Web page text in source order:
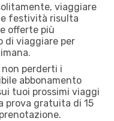
viaggiare
festività risulta
offerte più
di viaggiare per
non perderti i
abbonamento
tuoi prossimi viaggi
prova gratuita di 15